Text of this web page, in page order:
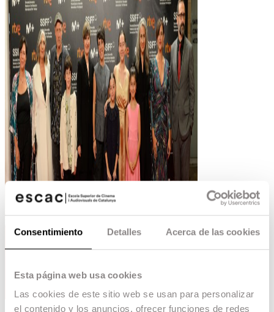
Consentimiento Detalles Acerca de las cookies
Esta página web usa cookies
Las cookies de este sitio web se usan para personalizar
el contenido y los anuncios, ofrecer funciones de redes